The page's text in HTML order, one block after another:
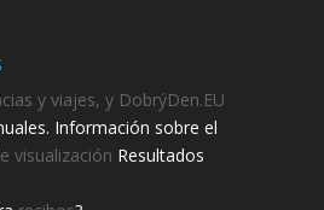
y viajes, y DobrýDen.EU
Información sobre el
visualización Resultados